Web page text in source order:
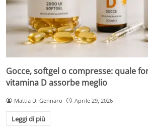
Gocce, softgel o compresse: quale
vitamina D assorbe meglio
Mattia Di Gennaro Aprile 29, 2026
Leggi di più